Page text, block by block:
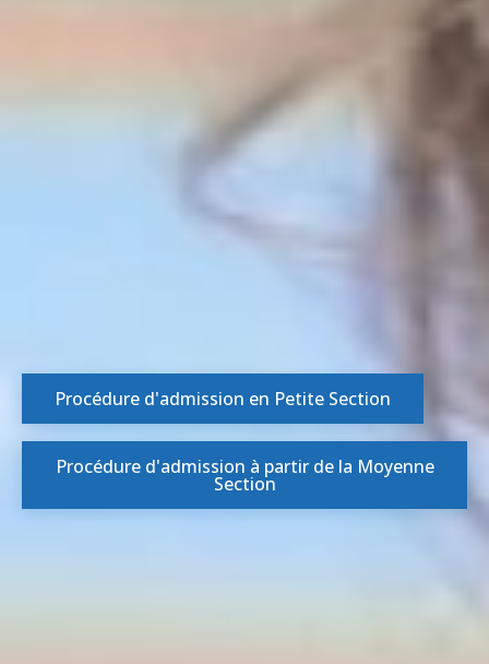
Procédure d'admission en Petite Section
Procédure d'admission à partir de la Moyenne
Section